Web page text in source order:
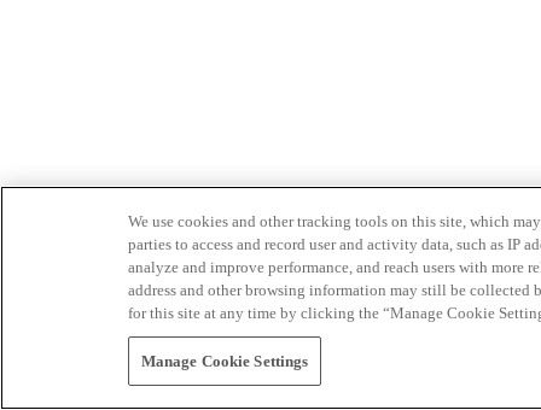
We use cookies and other tracking tools on this site, which
parties to access and record user and activity data, such as IP
analyze and improve performance, and reach users with
address and other browsing information may still be collected
for this site at any time by clicking the “Manage Cookie
Manage Cookie Settings